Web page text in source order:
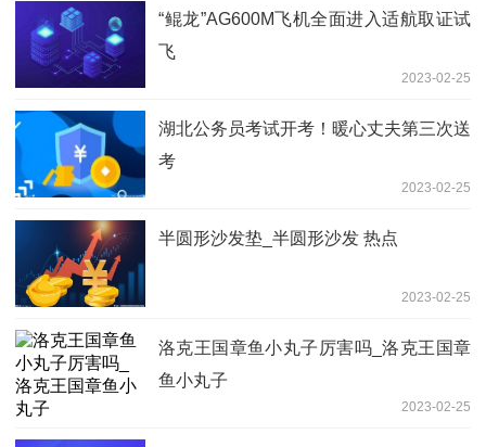
“鲲龙”AG600M飞机全面进入适航取证试
飞
2023-02-25
湖北公务员考试开考！暖心丈夫第三次送
考
2023-02-25
半圆形沙发垫_半圆形沙发 热点
2023-02-25
洛克王国章鱼小丸子厉害吗_洛克王国章
鱼小丸子
2023-02-25